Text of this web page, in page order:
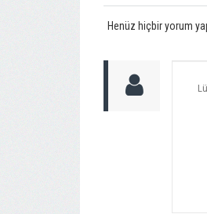
Henüz hiçbir yorum